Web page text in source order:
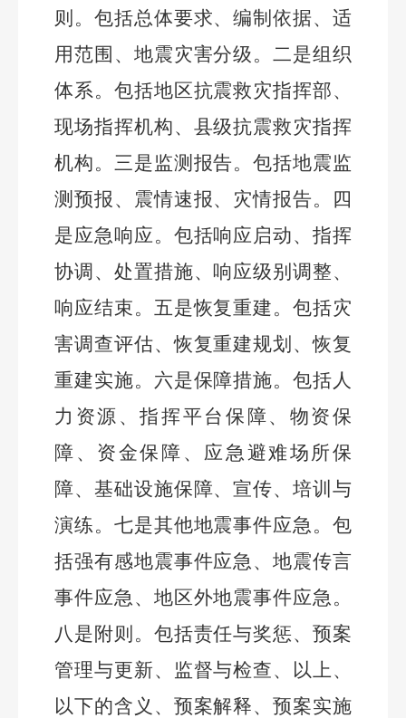
则。包括总体要求、编制依据、适
用范围、地震灾害分级。二是组织
体系。包括地区抗震救灾指挥部、
现场指挥机构、县级抗震救灾指挥
机构。三是监测报告。包括地震监
测预报、震情速报、灾情报告。四
是应急响应。包括响应启动、指挥
协调、处置措施、响应级别调整、
响应结束。五是恢复重建。包括灾
害调查评估、恢复重建规划、恢复
重建实施。六是保障措施。包括人
力资源、指挥平台保障、物资保
障、资金保障、应急避难场所保
障、基础设施保障、宣传、培训与
演练。七是其他地震事件应急。包
括强有感地震事件应急、地震传言
事件应急、地区外地震事件应急。
八是附则。包括责任与奖惩、预案
管理与更新、监督与检查、以上、
以下的含义、预案解释、预案实施